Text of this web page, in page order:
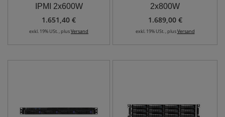
IPMI 2x600W
1.651,40 €
exkl. 19% USt. , plusVersand
2x800W
1.689,00 €
exkl. 19% USt. , plusVersand